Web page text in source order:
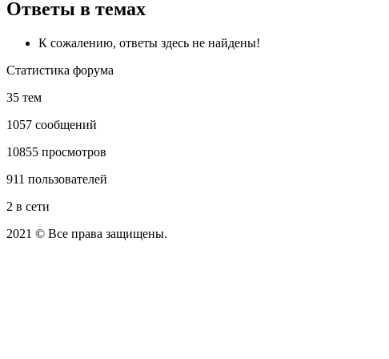
Ответы в темах
К сожалению, ответы здесь не найдены!
Статистика форума
35 тем
1057 сообщений
10855 просмотров
911 пользователей
2 в сети
2021 © Все права защищены.